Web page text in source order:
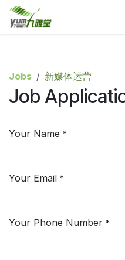
Skip to Content
Jobs 新媒体运营
Job
Your Name *
Your Email *
Your Phone Number *